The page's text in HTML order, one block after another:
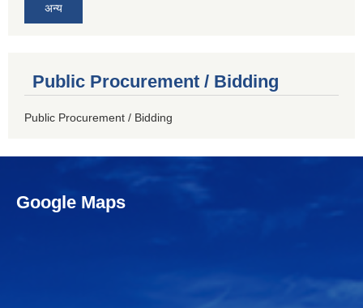
अन्य
Public Procurement / Bidding
Public Procurement / Bidding
Google Maps